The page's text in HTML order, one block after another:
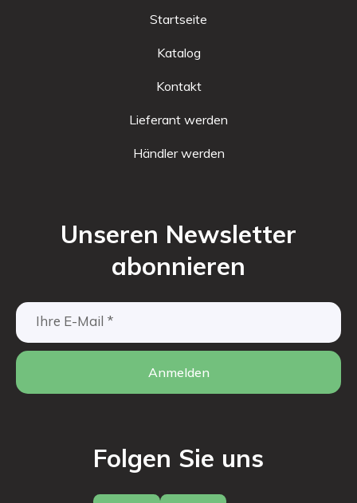
Startseite
Katalog
Kontakt
Lieferant werden
Händler werden
Unseren Newsletter
abonnieren
Anmelden
Folgen Sie uns